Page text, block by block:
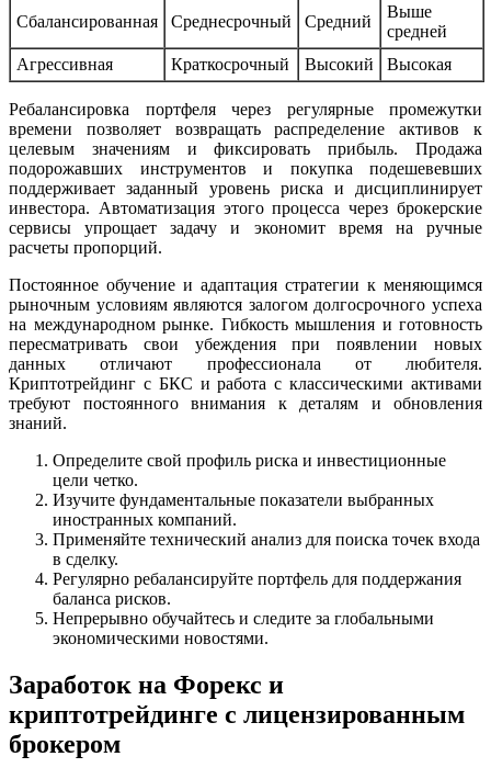
Сбалансированная Среднесрочный Средний
Выше
средней
Агрессивная
Краткосрочный Высокий Высокая
Ребалансировка портфеля через регулярные промежутки
времени позволяет возвращать распределение активов к
целевым значениям и фиксировать прибыль. Продажа
подорожавших инструментов и покупка подешевевших
поддерживает заданный уровень риска и дисциплинирует
инвестора. Автоматизация этого процесса через брокерские
сервисы упрощает задачу и экономит время на ручные
расчеты пропорций.
Постоянное обучение и адаптация стратегии к меняющимся
рыночным условиям являются залогом долгосрочного успеха
на международном рынке. Гибкость мышления и готовность
пересматривать свои убеждения при появлении новых
данных отличают профессионала от любителя.
Криптотрейдинг с БКС и работа с классическими активами
требуют постоянного внимания к деталям и обновления
знаний.
Определите свой профиль риска и инвестиционные
цели четко.
Изучите фундаментальные показатели выбранных
иностранных компаний.
Применяйте технический анализ для поиска точек входа
в сделку.
Регулярно ребалансируйте портфель для поддержания
баланса рисков.
Непрерывно обучайтесь и следите за глобальными
экономическими новостями.
Заработок на Форекс и
криптотрейдинге с лицензированным
брокером